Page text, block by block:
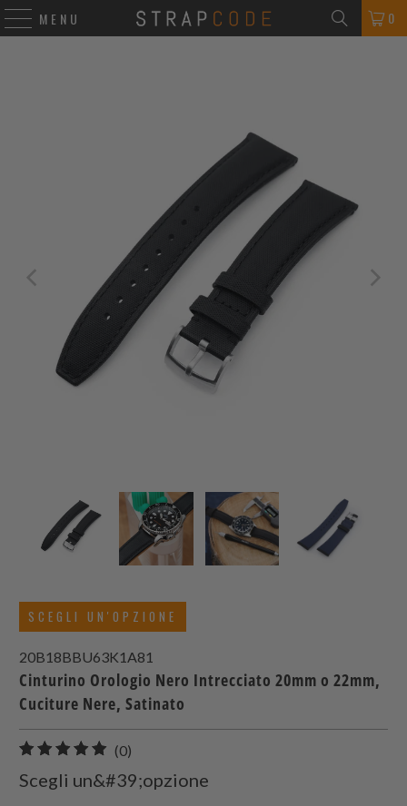
MENU 0
SCEGLI UN'OPZIONE
20B18BBU63K1A81
Cinturino Orologio Nero Intrecciato 20mm o 22mm,
Cuciture Nere, Satinato
(0)
recensioni
totali
Scegli un&#39;opzione